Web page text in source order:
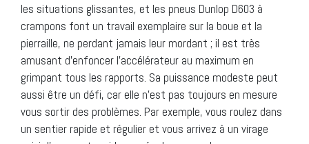
les situations glissantes, et les pneus Dunlop D603 à
crampons font un travail exemplaire sur la boue et la
pierraille, ne perdant jamais leur mordant ; il est très
amusant d’enfoncer l’accélérateur au maximum en
grimpant tous les rapports. Sa puissance modeste peut
aussi être un défi, car elle n’est pas toujours en mesure
vous sortir des problèmes. Par exemple, vous roulez dans
un sentier rapide et régulier et vous arrivez à un virage